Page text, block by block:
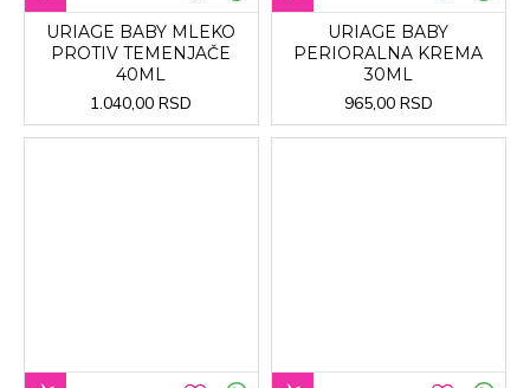
URIAGE BABY MLEKO
PROTIV TEMENJAČE
40ML
1.040,00 RSD
URIAGE BABY
PERIORALNA KREMA
30ML
965,00 RSD